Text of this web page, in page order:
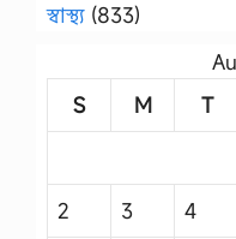
স্বাস্থ্য(833)
S
M T
2
3 4